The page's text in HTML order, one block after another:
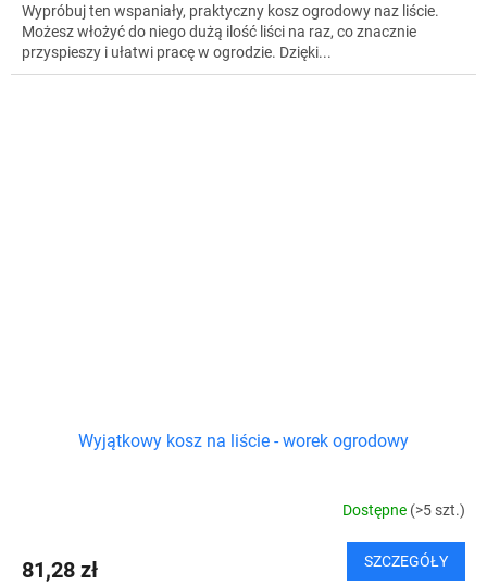
Wypróbuj ten wspaniały, praktyczny kosz ogrodowy naz liście.
Możesz włożyć do niego dużą ilość liści na raz, co znacznie
przyspieszy i ułatwi pracę w ogrodzie. Dzięki...
Wyjątkowy kosz na liście - worek ogrodowy
Dostępne (>5 szt.)
81,28 zł SZCZEGÓŁY